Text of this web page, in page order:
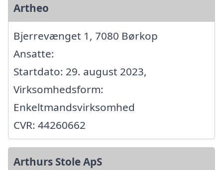
Artheo
Bjerrevænget 1, 7080 Børkop
Ansatte:
Startdato: 29. august 2023,
Virksomhedsform:
Enkeltmandsvirksomhed
CVR: 44260662
Arthurs Stole ApS